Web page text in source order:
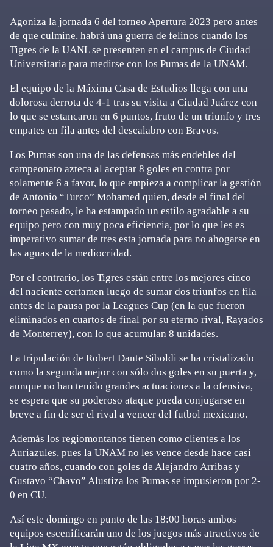
Agoniza la jornada 6 del torneo Apertura 2023 pero antes
de que culmine, habrá una guerra de felinos cuando los
Tigres de la UANL se presenten en el campus de Ciudad
Universitaria para medirse con los Pumas de la UNAM.
El equipo de la Máxima Casa de Estudios llega con una
dolorosa derrota de 4-1 tras su visita a Ciudad Juárez con
lo que se estancaron en 6 puntos, fruto de un triunfo y tres
empates en fila antes del descalabro con Bravos.
Los Pumas son una de las defensas más endebles del
campeonato azteca al aceptar 8 goles en contra por
solamente 6 a favor, lo que empieza a complicar la gestión
de Antonio “Turco” Mohamed quien, desde el final del
torneo pasado, le ha estampado un estilo agradable a su
equipo pero con muy poca eficiencia, por lo que les es
imperativo sumar de tres esta jornada para no ahogarse en
las aguas de la mediocridad.
Por el contrario, los Tigres están entre los mejores cinco
del naciente certamen luego de sumar dos triunfos en fila
antes de la pausa por la Leagues Cup (en la que fueron
eliminados en cuartos de final por su eterno rival, Rayados
de Monterrey), con lo que acumulan 8 unidades.
La tripulación de Robert Dante Siboldi se ha cristalizado
como la segunda mejor con sólo dos goles en su puerta y,
aunque no han tenido grandes actuaciones a la ofensiva,
se espera que su poderoso ataque pueda conjugarse en
breve a fin de ser el rival a vencer del futbol mexicano.
Además los regiomontanos tienen como clientes a los
Auriazules, pues la UNAM no les vence desde hace casi
cuatro años, cuando con goles de Alejandro Arribas y
Gustavo “Chavo” Alustiza los Pumas se impusieron por 2-
0 en CU.
Así este domingo en punto de las 18:00 horas ambos
equipos escenificarán uno de los juegos más atractivos de